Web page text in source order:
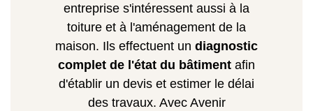
entreprise s'intéressent aussi à la
toiture et à l'aménagement de la
maison. Ils effectuent un diagnostic
complet de l'état du bâtiment afin
d'établir un devis et estimer le délai
des travaux. Avec Avenir